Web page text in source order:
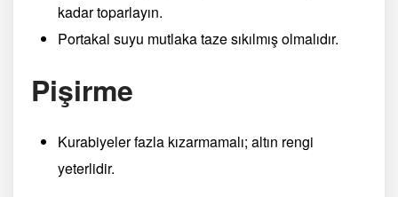
kadar toparlayın.
Portakal suyu mutlaka taze sıkılmış olmalıdır.
Pişirme
Kurabiyeler fazla kızarmamalı; altın rengi
yeterlidir.